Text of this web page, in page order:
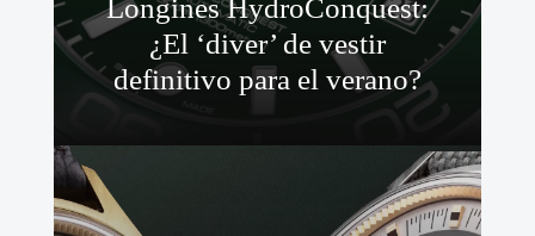
Longines HydroConquest:
¿El ‘diver’ de vestir
definitivo para el verano?